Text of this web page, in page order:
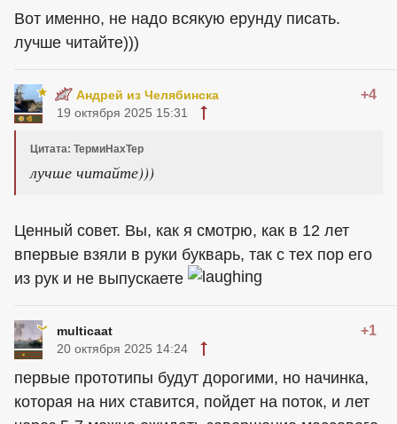
Вот именно, не надо всякую ерунду писать.
лучше читайте)))
Андрей из Челябинска +4
19 октября 2025 15:31
Цитата: ТермиНахТер
лучше читайте)))
Ценный совет. Вы, как я смотрю, как в 12 лет
впервые взяли в руки букварь, так с тех пор его
из рук и не выпускаете
multicaat +1
20 октября 2025 14:24
первые прототипы будут дорогими, но начинка,
которая на них ставится, пойдет на поток, и лет